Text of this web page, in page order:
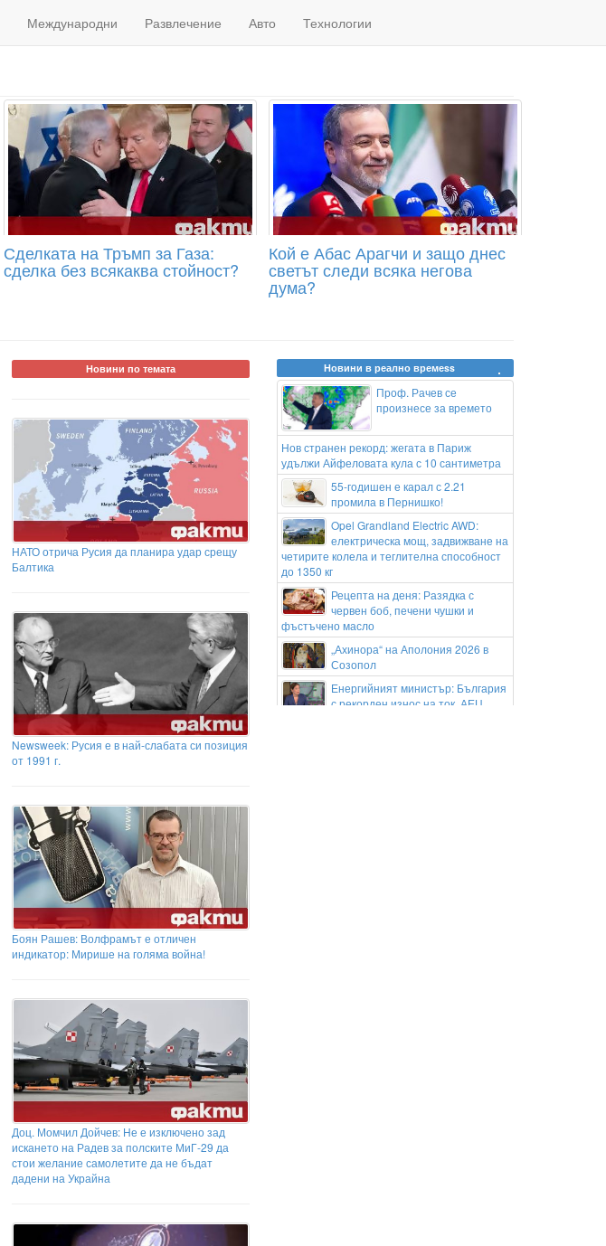
Международни Развлечение Авто Технологии
Сделката на Тръмп за Газа:
сделка без всякаква стойност?
Кой е Абас Арагчи и защо днес
светът следи всяка негова
дума?
Новини по темата
НАТО отрича Русия да планира удар срещу
Балтика
Newsweek: Русия е в най-слабата си позиция
от 1991 г.
Боян Рашев: Волфрамът е отличен
индикатор: Мирише на голяма война!
Доц. Момчил Дойчев: Не е изключено зад
искането на Радев за полските МиГ-29 да
стои желание самолетите да не бъдат
дадени на Украйна
Новини в реално времеss
Проф. Рачев се
произнесе за времето
Нов странен рекорд: жегата в Париж
удължи Айфеловата кула с 10 сантиметра
55-годишен е карал с 2.21
промила в Пернишко!
Opel Grandland Electric AWD:
електрическа мощ, задвижване на
четирите колела и теглителна способност
до 1350 кг
Рецепта на деня: Разядка с
червен боб, печени чушки и
фъстъчено масло
„Ахинора“ на Аполония 2026 в
Созопол
Енергийният министър: България
с рекорден износ на ток, АЕЦ